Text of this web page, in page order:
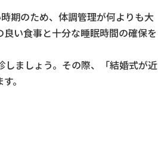
期のため、体調管理が何よりも大
い食事と十分な睡眠時間の確保を
ましょう。その際、「結婚式が近
。